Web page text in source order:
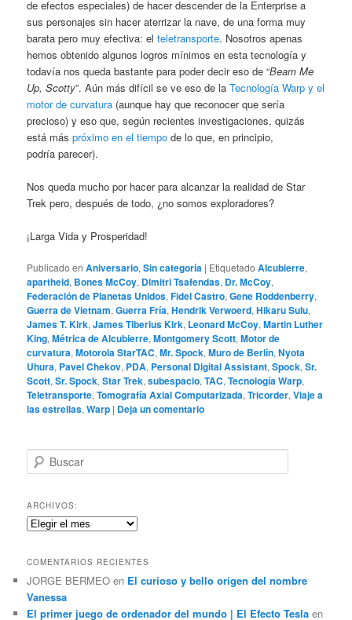
de efectos especiales) de hacer descender de la Enterprise a
sus personajes sin hacer aterrizar la nave, de una forma muy
barata pero muy efectiva: elteletransporte. Nosotros apenas
hemos obtenido algunos logros mínimos en esta tecnología y
todavía nos queda bastante para poder decir eso de “Beam Me
Up, Scotty”. Aún más difícil se ve eso de laTecnología Warp y el
motor de curvatura (aunque hay que reconocer que sería
precioso) y eso que, según recientes investigaciones, quizás
está máspróximo en el tiempo de lo que, en principio,
podría parecer).
Nos queda mucho por hacer para alcanzar la realidad de Star
Trek pero, después de todo, ¿no somos exploradores?
¡Larga Vida y Prosperidad!
Publicado en Aniversario,Sin categoría | Etiquetado Alcubierre,
apartheid, Bones McCoy, Dimitri Tsafendas, Dr. McCoy,
Federación de Planetas Unidos,Fidel Castro,Gene Roddenberry,
Guerra de Vietnam,Guerra Fría,Hendrik Verwoerd,Hikaru Sulu,
James T. Kirk,James Tiberius Kirk, Leonard McCoy,Martin Luther
King,Métrica de Alcubierre,Montgomery Scott,Motor de
curvatura,Motorola StarTAC,Mr. Spock,Muro de Berlín,Nyota
Uhura, Pavel Chekov, PDA, Personal Digital Assistant,Spock,Sr.
Scott,Sr. Spock,Star Trek,subespacio,TAC,Tecnología Warp,
Teletransporte,Tomografía Axial Computarizada,Tricorder,Viaje a
las estrellas,Warp | Deja un comentario
u
c
a
r
ARCHIVOS:
Archivos:
COMENTARIOS RECIENTES
JORGE BERMEO en El curioso y bello origen del nombre
Vanessa
El primer juego de ordenador del mundo | El Efecto Tesla en